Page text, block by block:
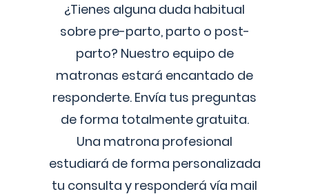
¿Tienes alguna duda habitual
sobre pre-parto, parto o post-
parto? Nuestro equipo de
matronas estará encantado de
responderte. Envía tus preguntas
de forma totalmente gratuita.
Una matrona profesional
estudiará de forma personalizada
tu consulta y responderá vía mail